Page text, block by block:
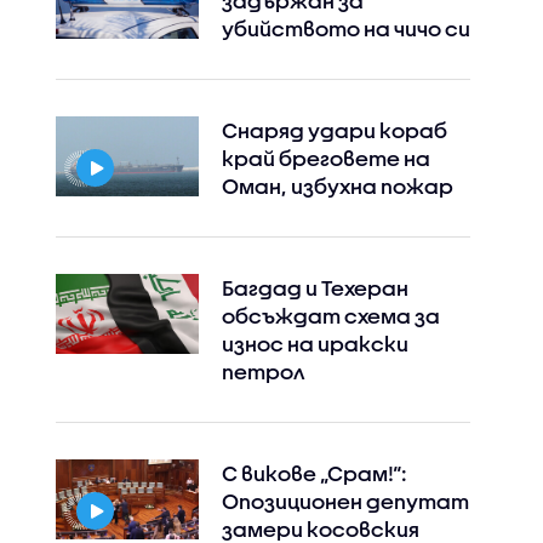
убийството на чичо си
Снаряд удари кораб
край бреговете на
Оман, избухна пожар
Багдад и Техеран
обсъждат схема за
износ на иракски
петрол
С викове „Срам!“:
Опозиционен депутат
замери косовския